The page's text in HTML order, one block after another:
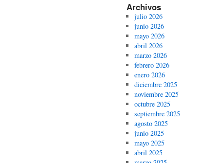
Archivos
julio 2026
junio 2026
mayo 2026
abril 2026
marzo 2026
febrero 2026
enero 2026
diciembre 2025
noviembre 2025
octubre 2025
septiembre 2025
agosto 2025
junio 2025
mayo 2025
abril 2025